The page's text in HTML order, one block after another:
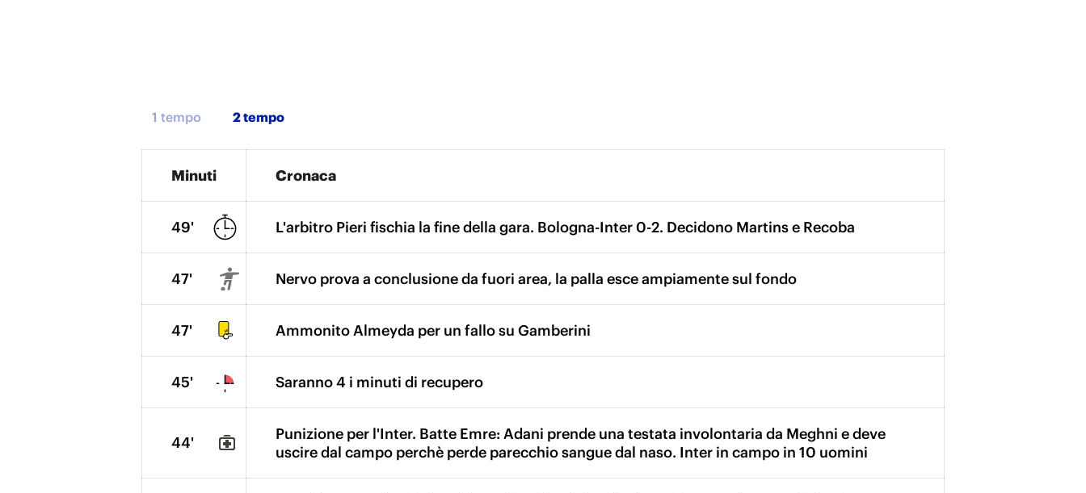
1 tempo
Minuti Cronaca
49' L'arbitro Pieri fischia la fine della gara. Bologna-Inter 0-2. Decidono Martins e Recoba
47' Nervo prova a conclusione da fuori area, la palla esce ampiamente sul fondo
47' Ammonito Almeyda per un fallo su Gamberini
45' Saranno 4 i minuti di recupero
44'
Punizione per l'Inter. Batte Emre: Adani prende una testata involontaria da Meghni e deve
uscire dal campo perchè perde parecchio sangue dal naso. Inter in campo in 10 uomini